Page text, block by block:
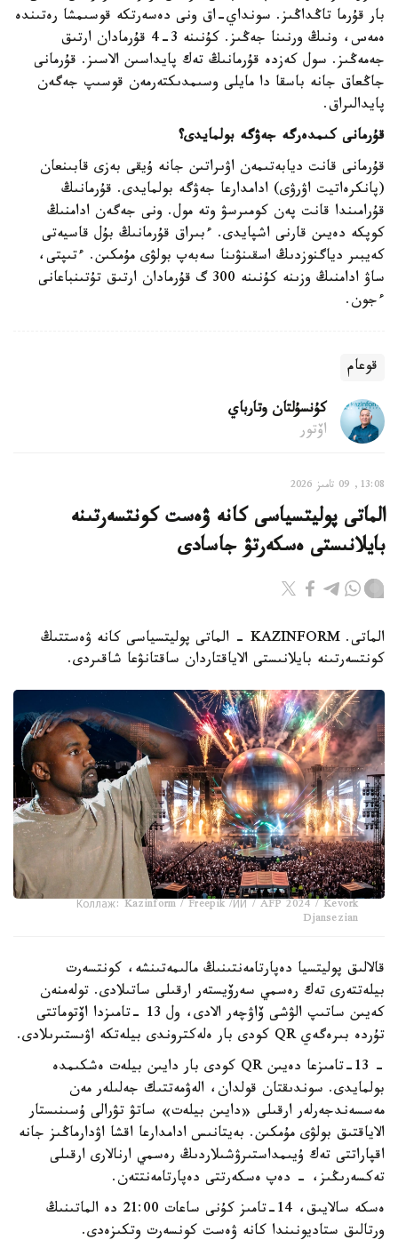
بار قۇرما تاڭداڭىز. سونداي-اق ونى دەسەرتكە قوسىمشا رەتىندە
ەمەس، ونىڭ ورنىنا جەڭىز. كۇنىنە 3-4 قۇرمادان ارتىق
جەمەڭىز. سول كەزدە قۇرمانىڭ تەك پايداسىن الاسىز. قۇرمانى
جاڭعاق جانە باسقا دا مايلى وسىمدىكتەرمەن قوسىپ جەگەن
پايدالىراق.
قۇرمانى كىمدەرگە جەۋگە بولمايدى؟
قۇرمانى قانت ديابەتىمەن اۋىراتىن جانە ۇيقى بەزى قابىنعان
(پانكرەاتيت اۋرۋى) ادامدارعا جەۋگە بولمايدى. قۇرمانىڭ
قۇرامىندا قانت پەن كومىرسۋ وتە مول. ونى جەگەن ادامنىڭ
كوپكە دەيىن قارنى اشپايدى. ءبىراق قۇرمانىڭ بۇل قاسيەتى
كەيبىر دياگنوزدىڭ اسقىنۋىنا سەبەپ بولۋى مۇمكىن. ءتىپتى،
ساۋ ادامنىڭ وزىنە كۇنىنە 300 گ قۇرمادان ارتىق تۇتىنباعانى
ءجون.
قوعام
كۇنسۇلتان وتارباي
اۆتور
13:08, 09 تامىز 2026
الماتى پوليتسياسى كانە ۋەست كونتسەرتىنە
بايلانىستى ەسكەرتۋ جاسادى
الماتى. KAZINFORM - الماتى پوليتسياسى كانە ۋەستتىڭ
كونتسەرتىنە بايلانىستى الاياقتاردان ساقتانۋعا شاقىردى.
Коллаж: Kazinform / Freepik /ИИ / AFP 2024 / Kevork
Djansezian
قالالىق پوليتسيا دەپارتامەنتىنىڭ مالىمەتىنشە، كونتسەرت
بيلەتتەرى تەك رەسمي سەرۆيستەر ارقىلى ساتىلادى. تولەمنەن
كەيىن ساتىپ الۋشى ۆاۋچەر الادى، ول 13 -تامىزدا اۆتوماتتى
تۇردە بىرەگەي QR كودى بار ەلەكتروندى بيلەتكە اۋىستىرىلادى.
- 13-تامىزعا دەيىن QR كودى بار دايىن بيلەت ەشكىمدە
بولمايدى. سوندىقتان قولدان، الەۋمەتتىك جەلىلەر مەن
مەسسەندجەرلەر ارقىلى «دايىن بيلەت» ساتۋ تۋرالى ۇسىنىستار
الاياقتىق بولۋى مۇمكىن. بەيتانىس ادامدارعا اقشا اۋدارماڭىز جانە
اقپاراتتى تەك ۇيىمداستىرۋشىلاردىڭ رەسمي ارنالارى ارقىلى
تەكسەرىڭىز، - دەپ ەسكەرتتى دەپارتامەنتتەن.
ەسكە سالايىق، 14-تامىز كۇنى ساعات 21:00 دە الماتىنىڭ
ورتالىق ستاديونىندا كانە ۋەست كونسەرت وتكىزەدى.